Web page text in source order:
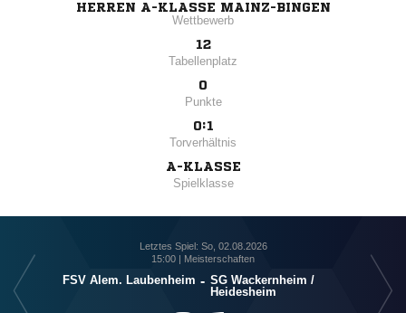
HERREN A-KLASSE MAINZ-BINGEN
Wettbewerb
12
Tabellenplatz
0
Punkte
0:1
Torverhältnis
A-KLASSE
Spielklasse
Letztes Spiel: So, 02.08.2026
15:00 | Meisterschaften
FSV Alem. Laubenheim - SG Wackernheim /​
Heidesheim